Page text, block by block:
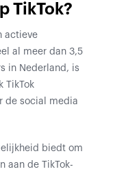
TikTok?
actieve
al meer dan 3,5
in Nederland, is
TikTok
de social media
biedt om
aan de TikTok-